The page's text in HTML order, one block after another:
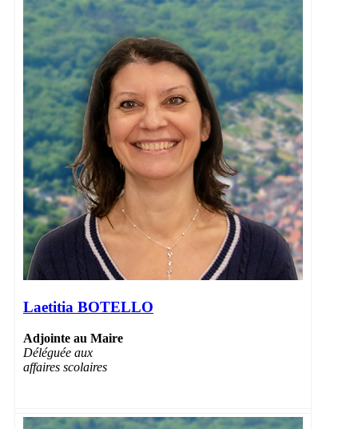
Laetitia BOTELLO
Adjointe au Maire
Déléguée aux
affaires scolaires